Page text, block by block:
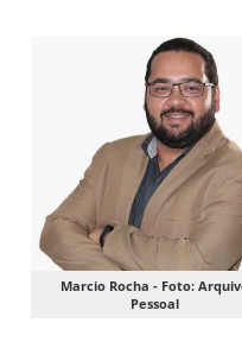
Marcio Rocha - Foto:
Pessoal